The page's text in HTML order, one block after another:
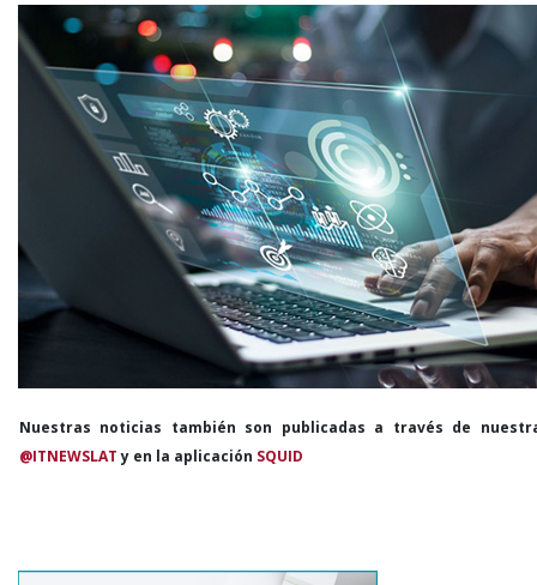
Nuestras noticias también son publicadas a través de
@ITNEWSLATy en la aplicación SQUID